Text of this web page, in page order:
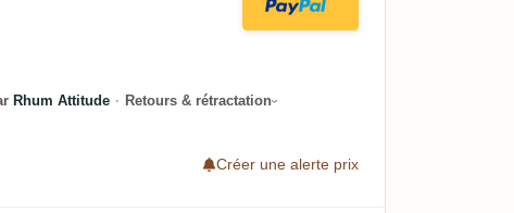
Rhum Attitude · Retours & rétractation
Créer une alerte prix